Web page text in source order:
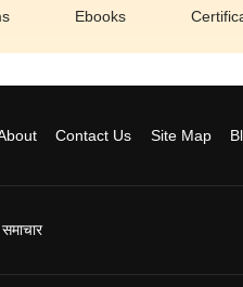
Ebooks
Contact Us Site Map